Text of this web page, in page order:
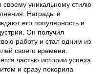
своему уникальному стилю
Награды и
его популярность и
Он получил
работу и стал одним из
своего времени.
частью истории успеха
и сразу покорила